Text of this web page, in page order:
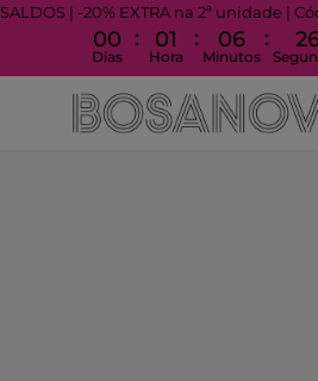
SALDOS | -20% EXTRA na 2ª unidade |
00
Dias
: 01
Hora
: 06
Minutos
: